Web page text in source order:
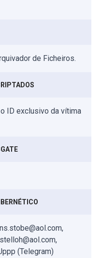
de Ficheiros.
ID exclusivo da vítima
(Telegram)